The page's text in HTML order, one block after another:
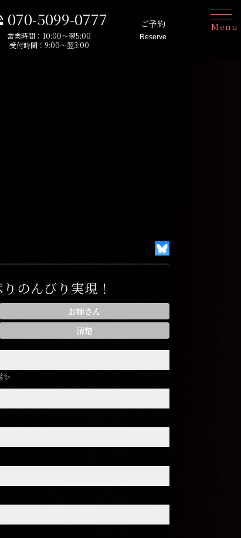
070-5099-0777
営業時間：10:00～翌5:00
受付時間：9:00～翌3:00
ご予約
Reserve
Menu
のんびり実現！
お姉さん
清楚